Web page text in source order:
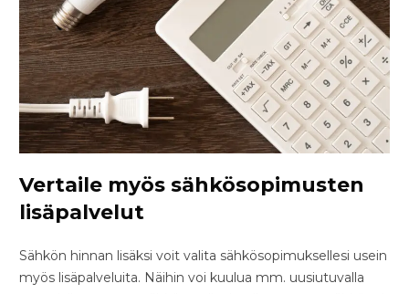
Vertaile myös sähkösopimusten
lisäpalvelut
Sähkön hinnan lisäksi voit valita sähkösopimuksellesi usein
myös lisäpalveluita. Näihin voi kuulua mm. uusiutuvalla